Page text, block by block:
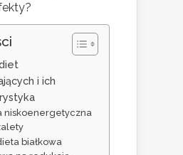
i ich
niskoenergetyczna
białkowa